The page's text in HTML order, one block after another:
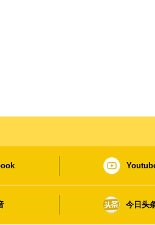
今日头